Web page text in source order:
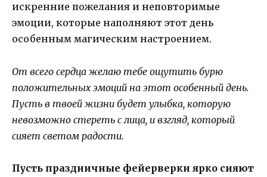
искренние пожелания и неповторимые
эмоции, которые наполняют этот день
особенным магическим настроением.
От всего сердца желаю тебе ощутить бурю
положительных эмоций на этот особенный день.
Пусть в твоей жизни будет улыбка, которую
невозможно стереть с лица, и взгляд, который
сияет светом радости.
Пусть праздничные фейерверки ярко сияют